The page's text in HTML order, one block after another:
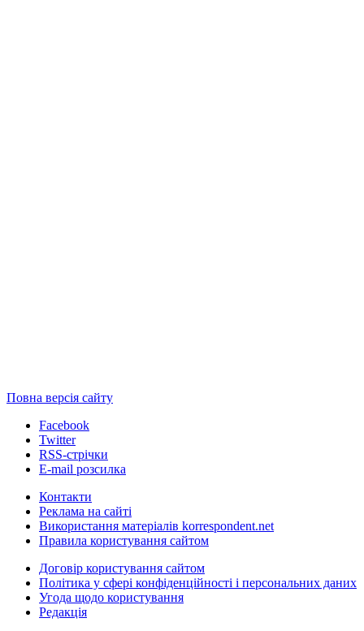
Повна версія сайту
Facebook
Twitter
RSS-стрічки
E-mail розсилка
Контакти
Реклама на сайті
Використання матеріалів korrespondent.net
Правила користування сайтом
Договір користування сайтом
Політика у сфері конфіденційності і персональних даних
Угода щодо користування
Редакція